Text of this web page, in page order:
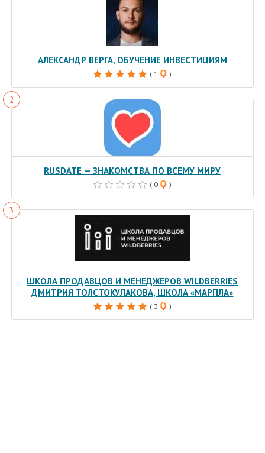
АЛЕКСАНДР ВЕРГА, ОБУЧЕНИЕ ИНВЕСТИЦИЯМ
( 1 )
RUSDATE — ЗНАКОМСТВА ПО ВСЕМУ МИРУ
( 0 )
ШКОЛА ПРОДАВЦОВ И МЕНЕДЖЕРОВ WILDBERRIES
ДМИТРИЯ ТОЛСТОКУЛАКОВА, ШКОЛА «МАРПЛА»
( 3 )